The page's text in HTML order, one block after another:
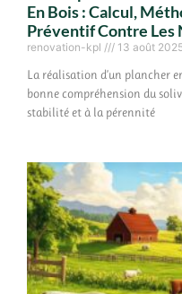
En Bois : Calcul,
Préventif Contre Les
renovation-kpl 13 août
La réalisation d’un plancher
bonne compréhension du
stabilité et à la pérennité